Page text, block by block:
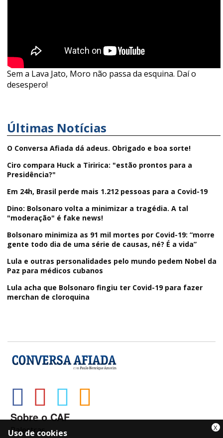
Sem a Lava Jato, Moro não passa da esquina. Daí o
desespero!
Últimas Notícias
O Conversa Afiada dá adeus. Obrigado e boa sorte!
Ciro compara Huck a Tiririca: "estão prontos para a
Presidência?"
Em 24h, Brasil perde mais 1.212 pessoas para a Covid-19
Dino: Bolsonaro volta a minimizar a tragédia. A tal
"moderação" é fake news!
Bolsonaro minimiza as 91 mil mortes por Covid-19: “morre
gente todo dia de uma série de causas, né? É a vida”
Lula e outras personalidades pelo mundo pedem Nobel da
Paz para médicos cubanos
Lula acha que Bolsonaro fingiu ter Covid-19 para fazer
merchan de cloroquina
Sobre o CAF
Palestras
X
Uso de cookies